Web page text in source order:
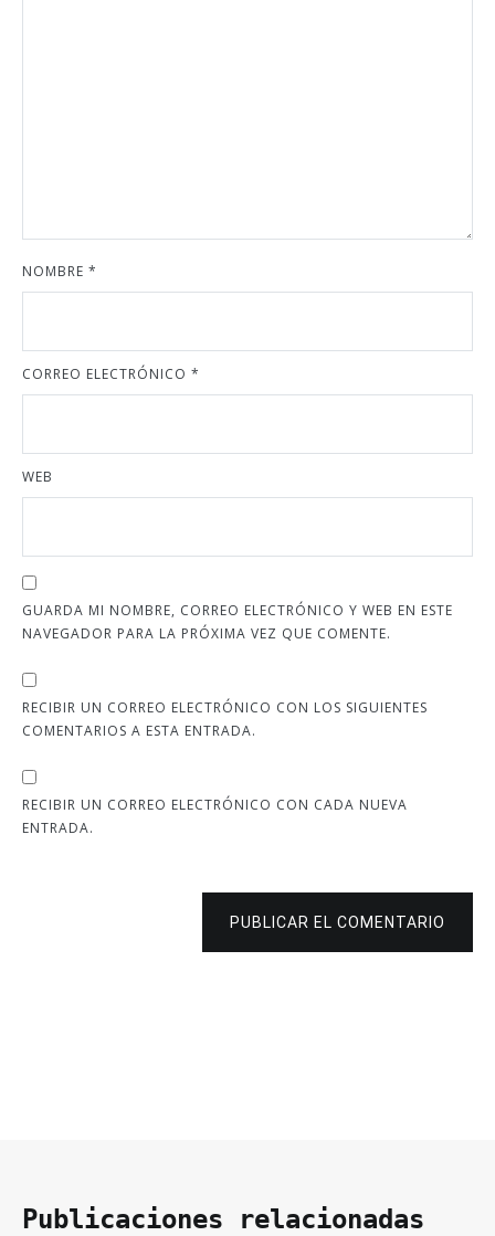
NOMBRE *
CORREO ELECTRÓNICO *
WEB
GUARDA MI NOMBRE, CORREO ELECTRÓNICO Y WEB EN ESTE
NAVEGADOR PARA LA PRÓXIMA VEZ QUE COMENTE.
RECIBIR UN CORREO ELECTRÓNICO CON LOS SIGUIENTES
COMENTARIOS A ESTA ENTRADA.
RECIBIR UN CORREO ELECTRÓNICO CON CADA NUEVA
ENTRADA.
PUBLICAR EL COMENTARIO
Publicaciones relacionadas